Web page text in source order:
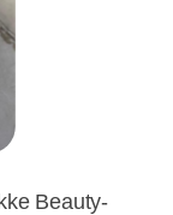
Beauty-